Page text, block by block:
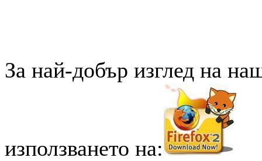
За най-добър изглед на
използването на: